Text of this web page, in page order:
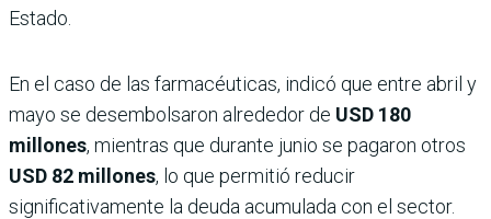
Estado.
En el caso de las farmacéuticas, indicó que entre abril y
mayo se desembolsaron alrededor de USD 180
millones, mientras que durante junio se pagaron otros
USD 82 millones, lo que permitió reducir
significativamente la deuda acumulada con el sector.